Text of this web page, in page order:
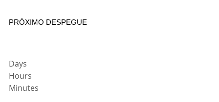
PRÓXIMO DESPEGUE
Days
Hours
Minutes